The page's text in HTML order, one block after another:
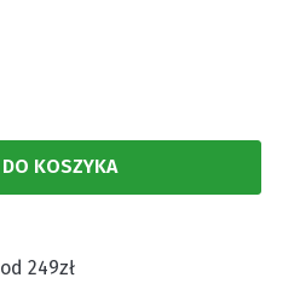
DO KOSZYKA
249zł